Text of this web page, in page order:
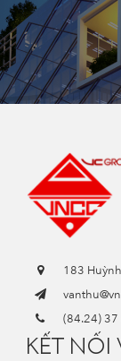
183
(84.24)
KẾT NỐI